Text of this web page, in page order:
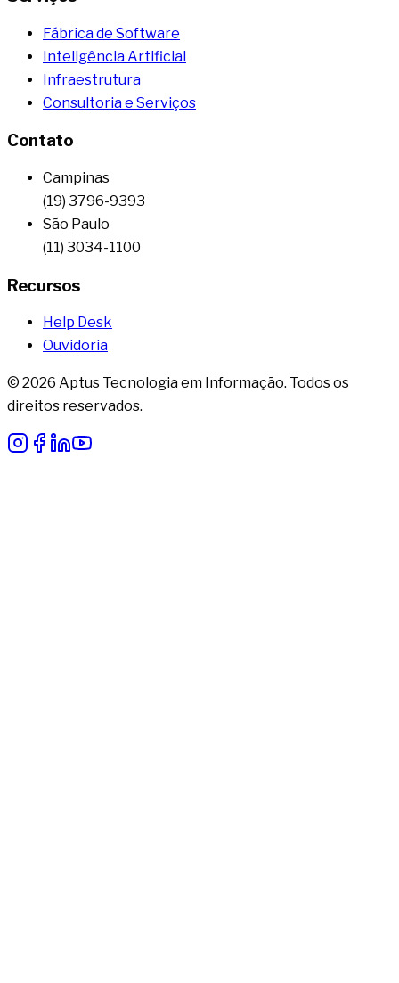
Fábrica de Software
Inteligência Artificial
Infraestrutura
Consultoria e Serviços
Contato
Campinas
(19) 3796-9393
São Paulo
(11) 3034-1100
Recursos
Help Desk
Ouvidoria
© 2026 Aptus Tecnologia em Informação. Todos os
direitos reservados.